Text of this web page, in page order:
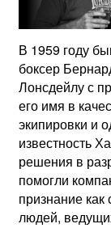
В 1959 году
боксер
Лонсдейлу с
его имя в
экипировки и
известность
решения в
помогли
признание
людей,